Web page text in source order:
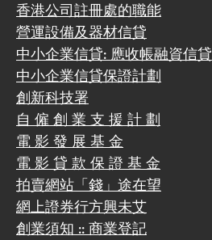
香港公司註冊處的職能
營運設備及器材信貸
中小企業信貸: 應收帳融資信貸
中小企業信貸保證計劃
創新科技署
自 僱 創 業 支 援 計 劃
電 影 發 展 基 金
電 影 貸 款 保 證 基 金
拍賣網站「錢」途在望
網上證券行方興未艾
創業須知 :: 商業登記